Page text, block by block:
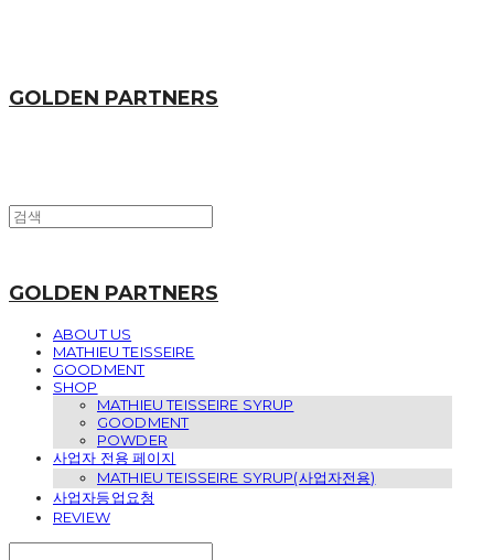
GOLDEN PARTNERS
GOLDEN PARTNERS
ABOUT US
MATHIEU TEISSEIRE
GOODMENT
SHOP
MATHIEU TEISSEIRE SYRUP
GOODMENT
POWDER
사업자 전용 페이지
MATHIEU TEISSEIRE SYRUP(사업자전용)
사업자등업요청
REVIEW